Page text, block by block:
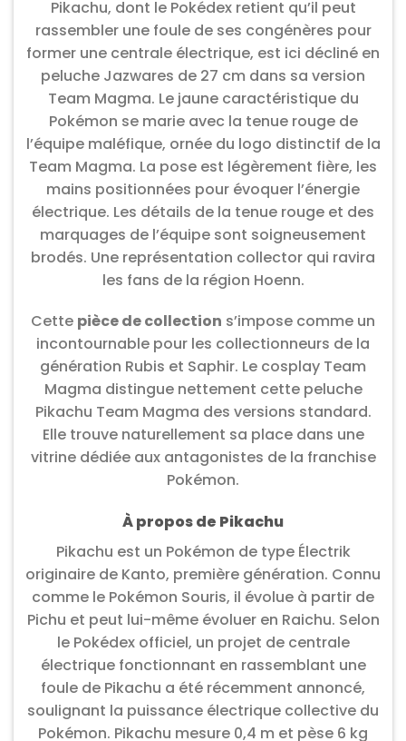
Pikachu, dont le Pokédex retient qu’il peut
rassembler une foule de ses congénères pour
former une centrale électrique, est ici décliné en
peluche Jazwares de 27 cm dans sa version
Team Magma. Le jaune caractéristique du
Pokémon se marie avec la tenue rouge de
l’équipe maléfique, ornée du logo distinctif de la
Team Magma. La pose est légèrement fière, les
mains positionnées pour évoquer l’énergie
électrique. Les détails de la tenue rouge et des
marquages de l’équipe sont soigneusement
brodés. Une représentation collector qui ravira
les fans de la région Hoenn.
Cette pièce de collection s’impose comme un
incontournable pour les collectionneurs de la
génération Rubis et Saphir. Le cosplay Team
Magma distingue nettement cette peluche
Pikachu Team Magma des versions standard.
Elle trouve naturellement sa place dans une
vitrine dédiée aux antagonistes de la franchise
Pokémon.
À propos de Pikachu
Pikachu est un Pokémon de type Électrik
originaire de Kanto, première génération. Connu
comme le Pokémon Souris, il évolue à partir de
Pichu et peut lui-même évoluer en Raichu. Selon
le Pokédex officiel, un projet de centrale
électrique fonctionnant en rassemblant une
foule de Pikachu a été récemment annoncé,
soulignant la puissance électrique collective du
Pokémon. Pikachu mesure 0,4 m et pèse 6 kg